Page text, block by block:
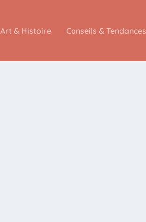
Art & Histoire Conseils & Tendances